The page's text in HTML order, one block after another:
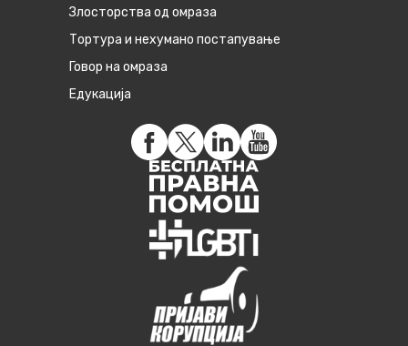
Злосторства од омраза
Тортура и нехумано постапување
Говор на омраза
Едукација